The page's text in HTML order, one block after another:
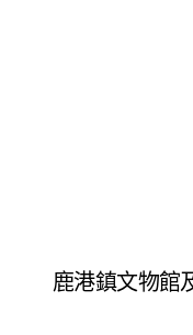
鹿港鎮文物